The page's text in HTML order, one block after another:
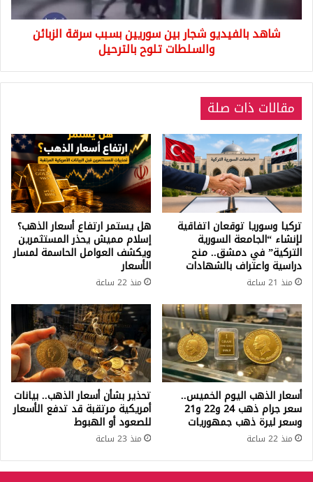
والسلطات
شاهد بالفيديو شجار بين سوريين بسبب سرقة الزبائن
والسلطات تلوح بالترحيل
مقالات ذات صلة
تركيا وسوريا توقعان اتفاقية
لإنشاء “الجامعة السورية
التركية” في دمشق.. منح
دراسية واعتراف بالشهادات
منذ 21 ساعة
هل يستمر ارتفاع أسعار الذهب؟
إسلام مميش يحذر المستثمرين
ويكشف العوامل الحاسمة لمسار
الأسعار
منذ 22 ساعة
أسعار الذهب اليوم الخميس..
سعر جرام ذهب 24 و22 و21
وسعر ليرة ذهب جمهوريات
منذ 22 ساعة
تحذير بشأن أسعار الذهب.. بيانات
أمريكية مرتقبة قد تدفع الأسعار
للصعود أو الهبوط
منذ 23 ساعة